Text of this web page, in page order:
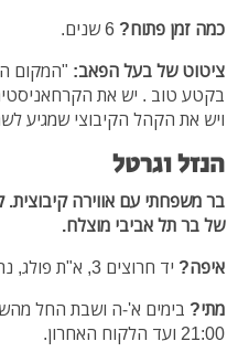
כמה זמן פתוח?
ציטוט של בעל הפאב: "המקום
בקטע טוב . יש את
ויש את הקהל הקיבוצי שמגיע
הנזל וגרטל
בר משפחתי עם אווירה
של בר תל אביבי מוצלח.
איפה? יד חרוצים 3, א"ת פולג, נתניה.
מתי?
21:00 ועד הלקוח האחרון.